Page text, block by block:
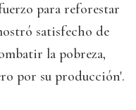
para reforestar
satisfecho de
la pobreza,
por su producción'.